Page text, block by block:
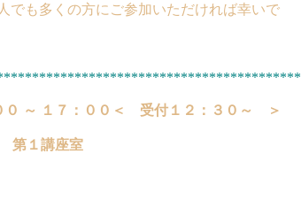
も多くの方にご参加いただければ幸いで
０ ～ １７：００＜ 受付１２：３０～ ＞
第１講座室